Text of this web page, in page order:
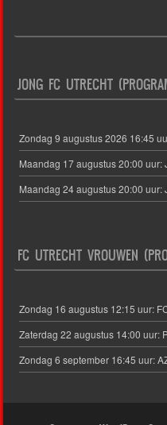
JONG FC UTRECHT
Zondag 9 augustus 2026 16:45
Maandag 17 augustus 20:00 uur:
Maandag 24 augustus 20:00 uur:
FC UTRECHT VROUWEN
Zondag 16 augustus 12:15 uur:
Zaterdag 22 augustus 14:00 uur:
Zondag 6 september 16:45 uur: